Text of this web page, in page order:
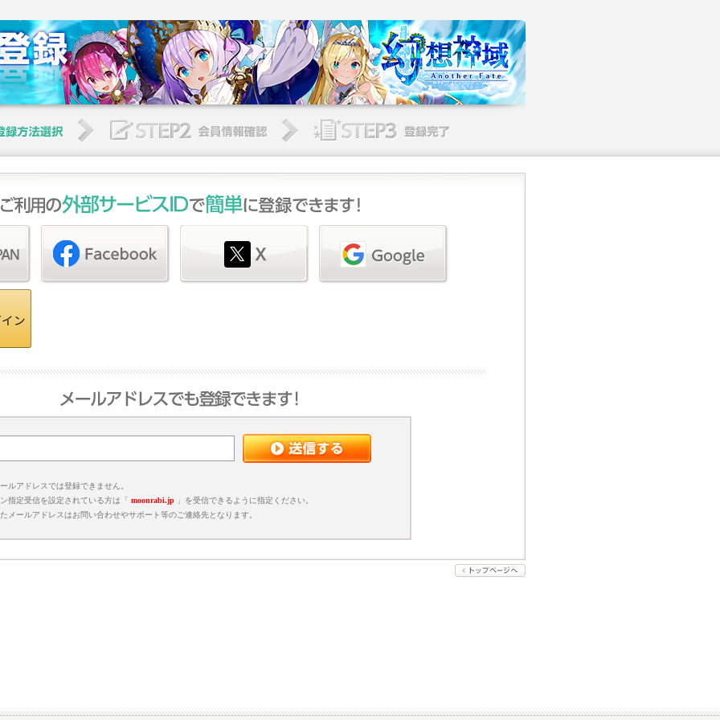
ルアドレスでは登録できません。
ン指定受信を設定されている方は「 moonrabi.jp 」を受信できるように指定ください。
メールアドレスはお問い合わせやサポート等のご連絡先となります。